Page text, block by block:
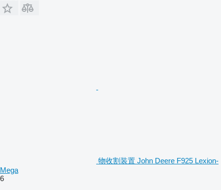
物收割装置 John Deere F925 Lexion-
Mega
6